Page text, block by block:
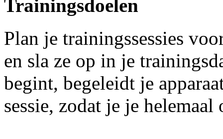
Trainingsdoelen
Plan je trainingssessies
en sla ze op in je
begint, begeleidt je
sessie, zodat je je